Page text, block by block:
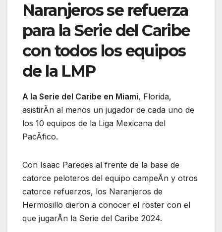
Naranjeros se refuerza
para la Serie del Caribe
con todos los equipos
de la LMP
A la Serie del Caribe en Miami, Florida,
asistirÃn al menos un jugador de cada uno de
los 10 equipos de la Liga Mexicana del
PacÃfico.
Con Isaac Paredes al frente de la base de
catorce peloteros del equipo campeÃn y otros
catorce refuerzos, los Naranjeros de
Hermosillo dieron a conocer el roster con el
que jugarÃn la Serie del Caribe 2024.